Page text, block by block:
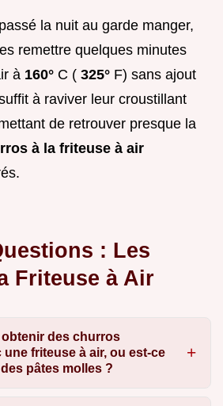
la nuit au garde manger,
remettre quelques minutes
à 160° C ( 325° F) sans ajout
à raviver leur croustillant
de retrouver presque la
à la friteuse à air
: Les
Friteuse à Air
des churros
friteuse à air, ou est-ce
pâtes molles ?